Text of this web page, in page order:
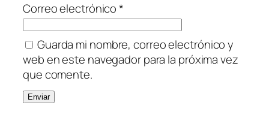
Correo electrónico*
Guarda mi nombre, correo electrónico y
web en este navegador para la próxima vez
que comente.